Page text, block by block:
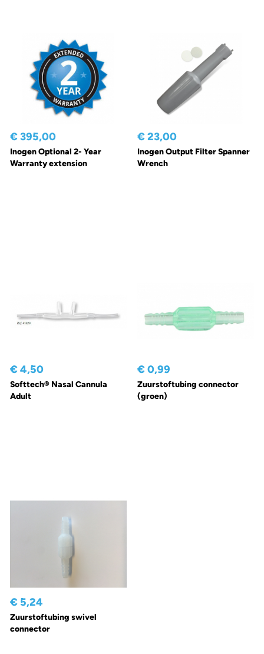
€ 395,00
Inogen Optional 2- Year
Warranty extension
€ 23,00
Inogen Output Filter Spanner
Wrench
€ 4,50
Softtech® Nasal Cannula
Adult
€ 0,99
Zuurstoftubing connector
(groen)
€ 5,24
Zuurstoftubing swivel
connector